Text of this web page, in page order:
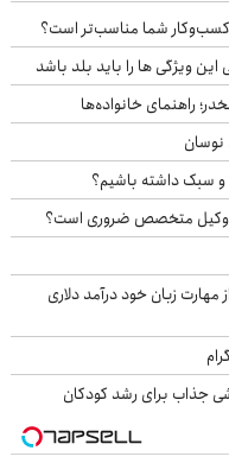
کسب‌وکار شما مناسب‌تر است؟
ویژگی ها را باید بلد باشد
سبک داشته باشیم؟
وکیل متخصص ضروری است؟
زبان خود درآمد دلاری
جذاب برای رشد کودکان